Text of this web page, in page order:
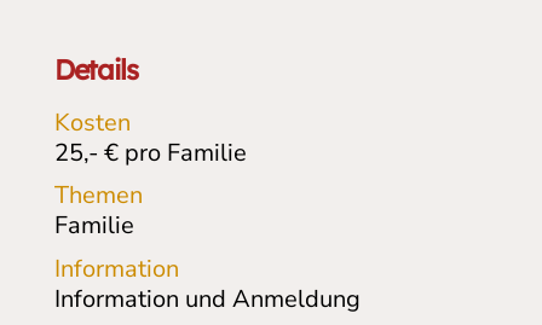
Details
Kosten
25,- € pro Familie
Themen
Familie
Information
Information und Anmeldung